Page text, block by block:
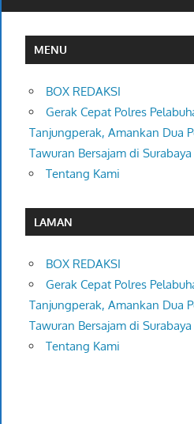
MENU
BOX REDAKSI
Gerak Cepat Polres
Tanjungperak, Amankan Dua
Tawuran Bersajam di Surabaya
Tentang Kami
LAMAN
BOX REDAKSI
Gerak Cepat Polres
Tanjungperak, Amankan Dua
Tawuran Bersajam di Surabaya
Tentang Kami